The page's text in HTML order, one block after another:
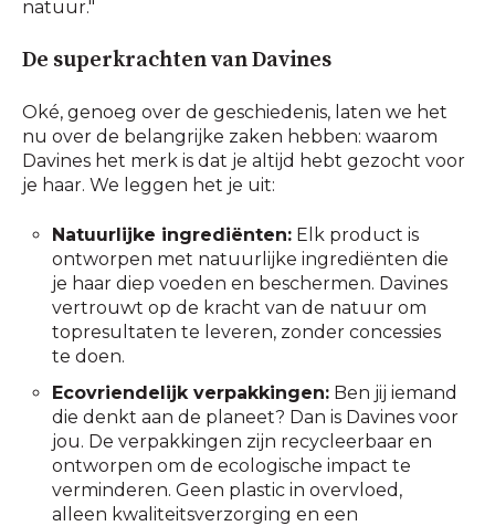
natuur."
De superkrachten van Davines
Oké, genoeg over de geschiedenis, laten we het
nu over de belangrijke zaken hebben: waarom
Davines het merk is dat je altijd hebt gezocht voor
je haar. We leggen het je uit:
Natuurlijke ingrediënten: Elk product is
ontworpen met natuurlijke ingrediënten die
je haar diep voeden en beschermen. Davines
vertrouwt op de kracht van de natuur om
topresultaten te leveren, zonder concessies
te doen.
Ecovriendelijk verpakkingen: Ben jij iemand
die denkt aan de planeet? Dan is Davines voor
jou. De verpakkingen zijn recycleerbaar en
ontworpen om de ecologische impact te
verminderen. Geen plastic in overvloed,
alleen kwaliteitsverzorging en een